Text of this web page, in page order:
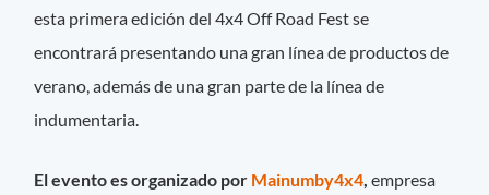
esta primera edición del 4x4 Off Road Fest se
encontrará presentando una gran línea de productos de
verano, además de una gran parte de la línea de
indumentaria.
El evento es organizado por Mainumby4x4,empresa